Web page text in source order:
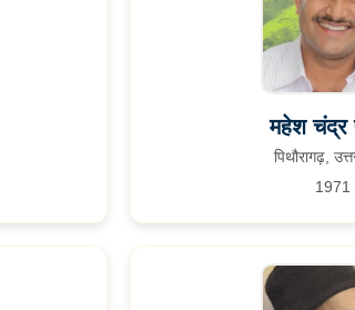
महेश चंद्र
पिथौरागढ़,
1971